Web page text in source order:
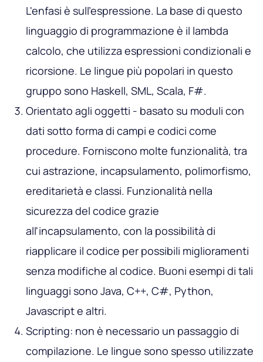
L'enfasi è sull'espressione. La base di questo
linguaggio di programmazione è il lambda
calcolo, che utilizza espressioni condizionali e
ricorsione. Le lingue più popolari in questo
gruppo sono Haskell, SML, Scala, F#.
Orientato agli oggetti - basato su moduli con
dati sotto forma di campi e codici come
procedure. Forniscono molte funzionalità, tra
cui astrazione, incapsulamento, polimorfismo,
ereditarietà e classi. Funzionalità nella
sicurezza del codice grazie
all'incapsulamento, con la possibilità di
riapplicare il codice per possibili miglioramenti
senza modifiche al codice. Buoni esempi di tali
linguaggi sono Java, C++, C#, Python,
Javascript e altri.
Scripting: non è necessario un passaggio di
compilazione. Le lingue sono spesso utilizzate